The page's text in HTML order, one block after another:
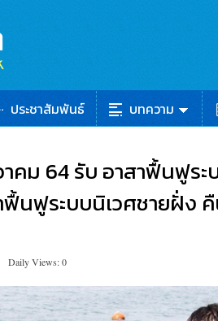
ประชาสัมพันธ์ บทความ
คม 64 รับ อาสาฟื้นฟูร
ฟื้นฟูระบบนิเวศชายฝั่
Daily Views: 0